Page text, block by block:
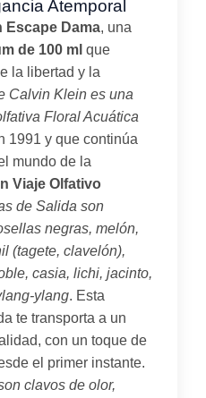
Atemporal
Escape Dama, una
de 100 ml que
la libertad y la
Calvin Klein es una
Floral Acuática
1991 y que continúa
mundo de la
Viaje Olfativo
de Salida son
negras, melón,
(tagete, clavelón),
casia, lichi, jacinto,
ylang. Esta
te transporta a un
con un toque de
el primer instante.
clavos de olor,